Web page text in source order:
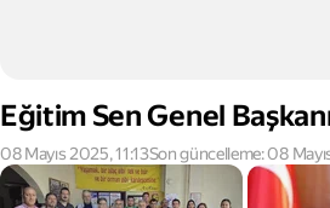
Eğitim Sen Genel
08 Mayıs 2025, 11:13Son güncelleme: 08